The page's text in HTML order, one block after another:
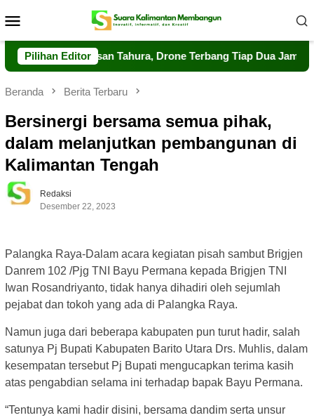
ke
Mobile
Pilihan Editor
Pengawasan Tahura, Drone Terbang Tiap Dua Jam
Beranda Berita Terbaru
Bersinergi bersama semua pihak,
dalam melanjutkan pembangunan di
Kalimantan Tengah
Redaksi
Desember 22, 2023
Palangka Raya-Dalam acara kegiatan pisah sambut Brigjen
Danrem 102 /Pjg TNI Bayu Permana kepada Brigjen TNI
Iwan Rosandriyanto, tidak hanya dihadiri oleh sejumlah
pejabat dan tokoh yang ada di Palangka Raya.
Namun juga dari beberapa kabupaten pun turut hadir, salah
satunya Pj Bupati Kabupaten Barito Utara Drs. Muhlis, dalam
kesempatan tersebut Pj Bupati mengucapkan terima kasih
atas pengabdian selama ini terhadap bapak Bayu Permana.
“Tentunya kami hadir disini, bersama dandim serta unsur